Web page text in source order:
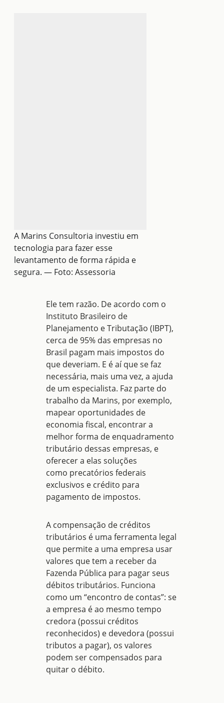
A Marins Consultoria investiu em
tecnologia para fazer esse
levantamento de forma rápida e
segura. — Foto: Assessoria
Ele tem razão. De acordo com o
Instituto Brasileiro de
Planejamento e Tributação (IBPT),
cerca de 95% das empresas no
Brasil pagam mais impostos do
que deveriam. E é aí que se faz
necessária, mais uma vez, a ajuda
de um especialista. Faz parte do
trabalho da Marins, por exemplo,
mapear oportunidades de
economia fiscal, encontrar a
melhor forma de enquadramento
tributário dessas empresas, e
oferecer a elas soluções
como precatórios federais
exclusivos e crédito para
pagamento de impostos.
A compensação de créditos
tributários é uma ferramenta legal
que permite a uma empresa usar
valores que tem a receber da
Fazenda Pública para pagar seus
débitos tributários. Funciona
como um “encontro de contas”: se
a empresa é ao mesmo tempo
credora (possui créditos
reconhecidos) e devedora (possui
tributos a pagar), os valores
podem ser compensados para
quitar o débito.